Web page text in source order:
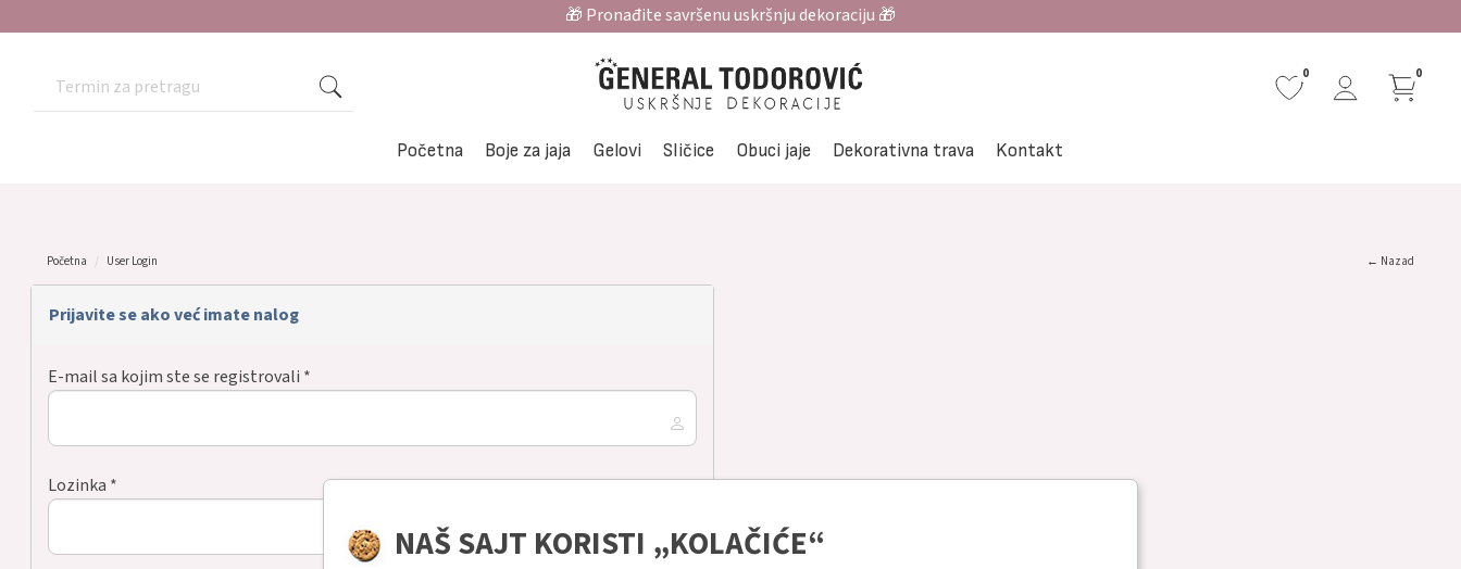
🎁 Pronađite savršenu uskršnju dekoraciju 🎁
0 0
Početna Boje za jaja Gelovi Sličice Obuci jaje Dekorativna trava Kontakt
Početna User Login ← Nazad
Prijavite se ako već imate nalog
E-mail sa kojim ste se registrovali *
Lozinka *
NAŠ SAJT KORISTI „KOLAČIĆE“